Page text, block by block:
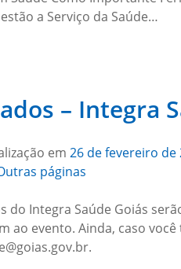
a Serviço da Saúde…
– Integra
em 26 de fevereiro de
páginas
do Integra Saúde Goiás
ao evento. Ainda, caso